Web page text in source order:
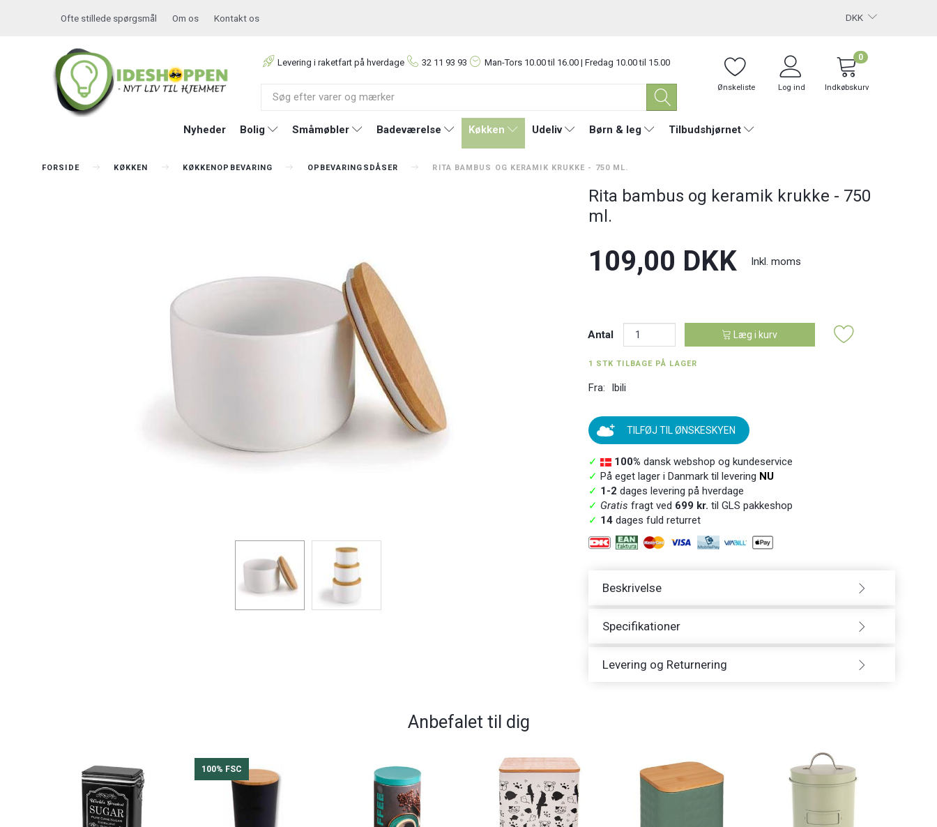
DKK
Ofte stillede spørgsmål Om os Kontakt os
Levering i raketfart på hverdage 32 11 93 93 Man-Tors 10.00 til 16.00 | Fredag 10.00 til 15.00
Ønskeliste Log ind Indkøbskurv
0
Nyheder Bolig Småmøbler Badeværelse Køkken Udeliv Børn & leg Tilbudshjørnet
FORSIDE KØKKEN KØKKENOPBEVARING OPBEVARINGSDÅSER RITA BAMBUS OG KERAMIK KRUKKE - 750 ML.
Rita bambus og keramik krukke - 750
ml.
109,00 DKK Inkl. moms
Antal Læg i kurv
1 STK TILBAGE PÅ LAGER
Fra: Ibili
TILFØJ TIL ØNSKESKYEN
✓ 100% dansk webshop og kundeservice
✓ På eget lager i Danmark til levering NU
✓ 1-2 dages levering på hverdage
✓ Gratis fragt ved 699 kr. til GLS pakkeshop
✓ 14dages fuld returret
Beskrivelse
Specifikationer
Levering og Returnering
Anbefalet til dig
100% FSC